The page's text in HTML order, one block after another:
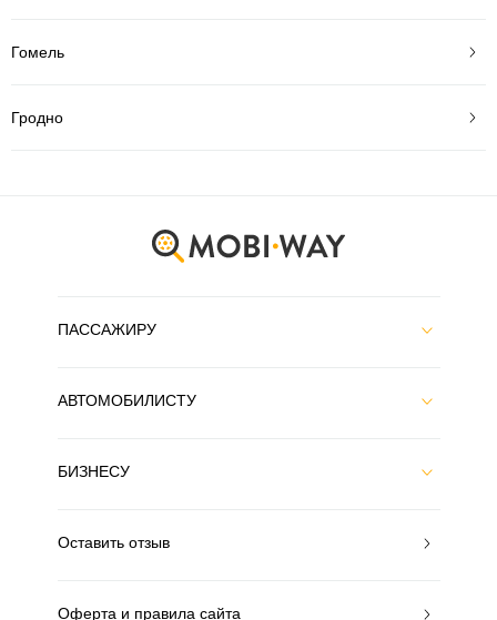
Гомель
Гродно
ПАССАЖИРУ
АВТОМОБИЛИСТУ
БИЗНЕСУ
Оставить отзыв
Оферта и правила сайта